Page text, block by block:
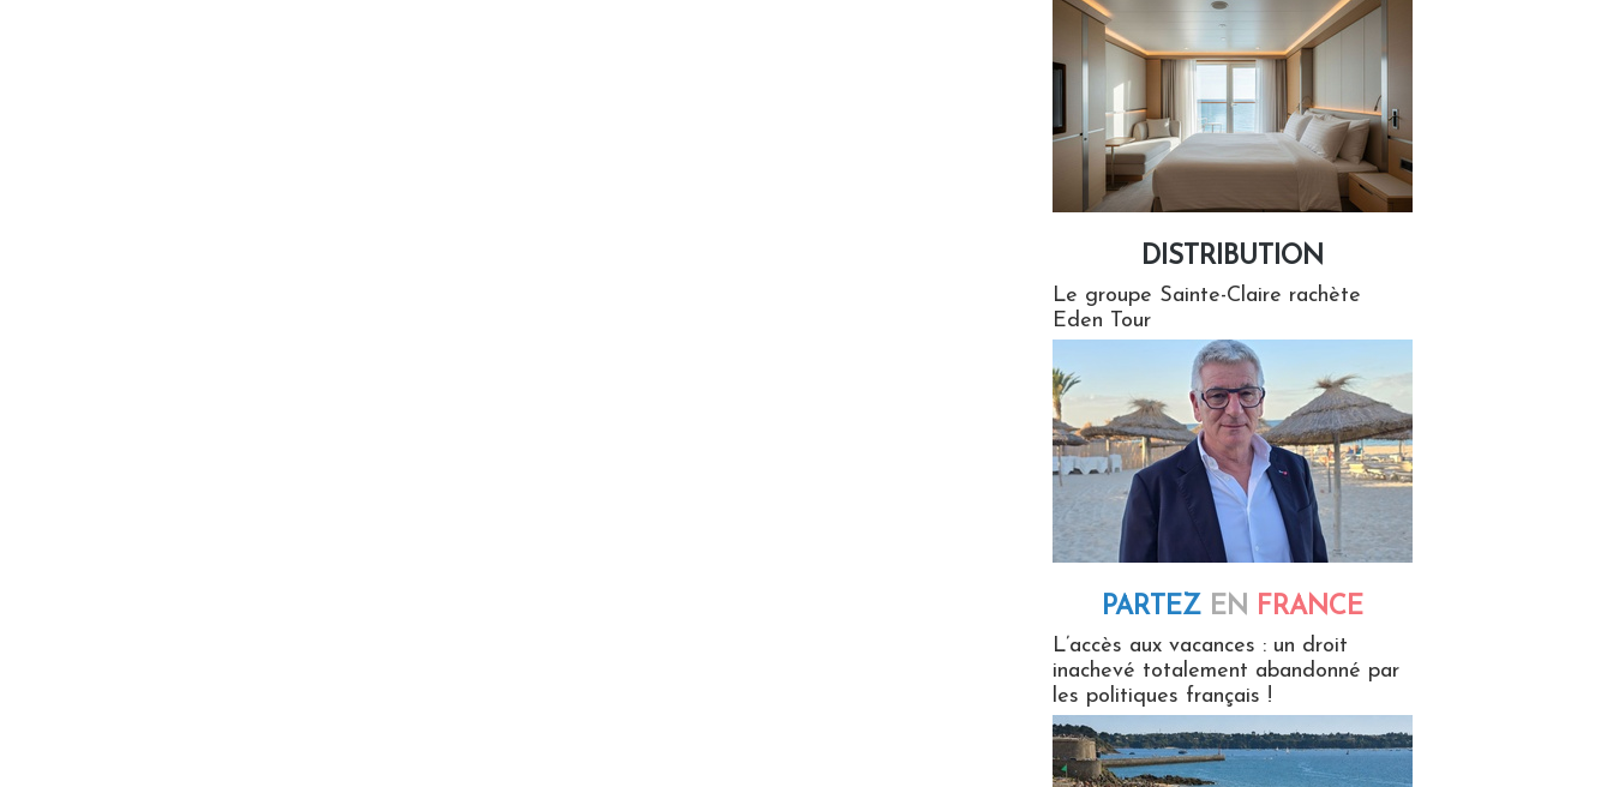
DISTRIBUTION
Le groupe Sainte-Claire rachète
Eden Tour
PARTEZ EN FRANCE
L’accès aux vacances : un droit
inachevé totalement abandonné par
les politiques français !